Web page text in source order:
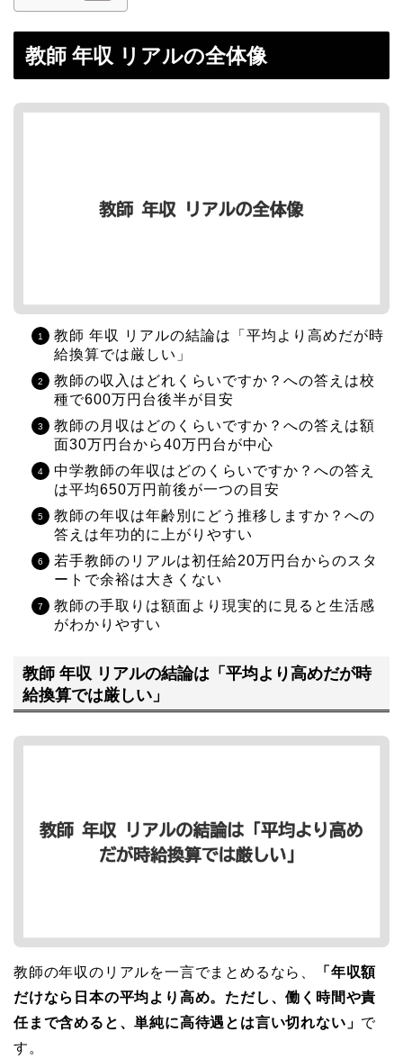
教師 年収 リアルの全体像
教師 年収 リアルの結論は「平均より高めだが時
給換算では厳しい」
教師の収入はどれくらいですか？への答えは校
種で600万円台後半が目安
教師の月収はどのくらいですか？への答えは額
面30万円台から40万円台が中心
中学教師の年収はどのくらいですか？への答え
は平均650万円前後が一つの目安
教師の年収は年齢別にどう推移しますか？への
答えは年功的に上がりやすい
若手教師のリアルは初任給20万円台からのスタ
ートで余裕は大きくない
教師の手取りは額面より現実的に見ると生活感
がわかりやすい
教師 年収 リアルの結論は「平均より高めだが時
給換算では厳しい」
教師の年収のリアルを一言でまとめるなら、
「年収額
だけなら日本の平均より高め。ただし、働く時間や責
任まで含めると、単純に高待遇とは言い切れない」 で
す。